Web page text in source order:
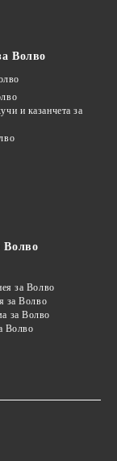
Волво
и казанчета за
Волво
за Волво
за Волво
за Волво
Волво